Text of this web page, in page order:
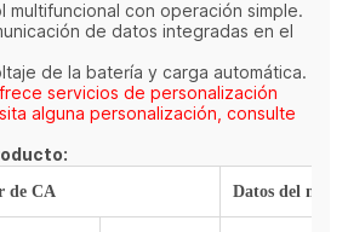
multifuncional con operación simple.
de datos integradas en el
de la batería y carga automática.
servicios de personalización
alguna personalización, consulte
de CA Datos del